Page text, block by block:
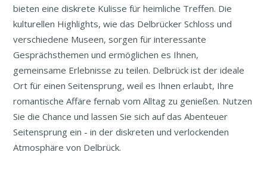
bieten eine diskrete Kulisse für heimliche Treffen. Die
kulturellen Highlights, wie das Delbrücker Schloss und
verschiedene Museen, sorgen für interessante
Gesprächsthemen und ermöglichen es Ihnen,
gemeinsame Erlebnisse zu teilen. Delbrück ist der ideale
Ort für einen Seitensprung, weil es Ihnen erlaubt, Ihre
romantische Affäre fernab vom Alltag zu genießen. Nutzen
Sie die Chance und lassen Sie sich auf das Abenteuer
Seitensprung ein - in der diskreten und verlockenden
Atmosphäre von Delbrück.